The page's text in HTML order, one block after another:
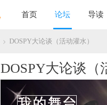
首页 论坛 导读
DOSPY大论谈（活动灌水）
DOSPY大论谈（